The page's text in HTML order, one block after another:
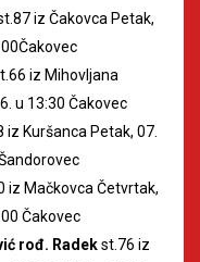
iz Čakovca Petak,
iz Mihovljana
u 13:30 Čakovec
iz Kuršanca Petak, 07.
iz Mačkovca Četvrtak,
Čakovec
rođ. Radekst.76 iz